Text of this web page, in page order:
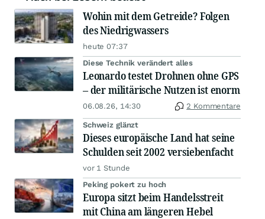
Wohin mit dem Getreide? Folgen
des Niedrigwassers
heute 07:37
Diese Technik verändert alles
Leonardo testet Drohnen ohne GPS
– der militärische Nutzen ist enorm
06.08.26, 14:30 2 Kommentare
Schweiz glänzt
Dieses europäische Land hat seine
Schulden seit 2002 versiebenfacht
vor 1 Stunde
Peking pokert zu hoch
Europa sitzt beim Handelsstreit
mit China am längeren Hebel